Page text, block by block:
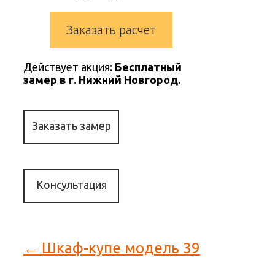
Заказать расчет
Действует акция: Бесплатный
замер в г. Нижний Новгород.
Заказать замер
Консультация
← Шкаф-купе модель 39